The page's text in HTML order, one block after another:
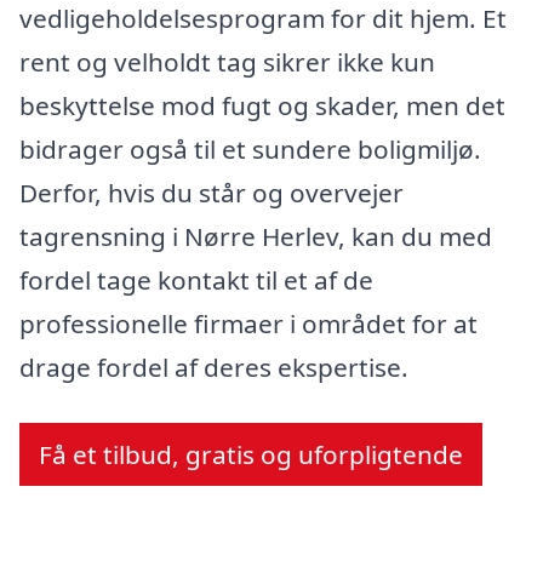
vedligeholdelsesprogram for dit hjem. Et
rent og velholdt tag sikrer ikke kun
beskyttelse mod fugt og skader, men det
bidrager også til et sundere boligmiljø.
Derfor, hvis du står og overvejer
tagrensning i Nørre Herlev, kan du med
fordel tage kontakt til et af de
professionelle firmaer i området for at
drage fordel af deres ekspertise.
Få et tilbud, gratis og uforpligtende